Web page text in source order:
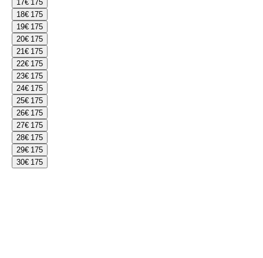
17€ 175
18€ 175
19€ 175
20€ 175
21€ 175
22€ 175
23€ 175
24€ 175
25€ 175
26€ 175
27€ 175
28€ 175
29€ 175
30€ 175